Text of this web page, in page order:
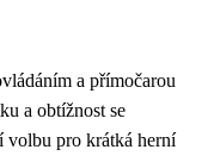
a přímočarou
a obtížnost se
volbu pro krátká herní